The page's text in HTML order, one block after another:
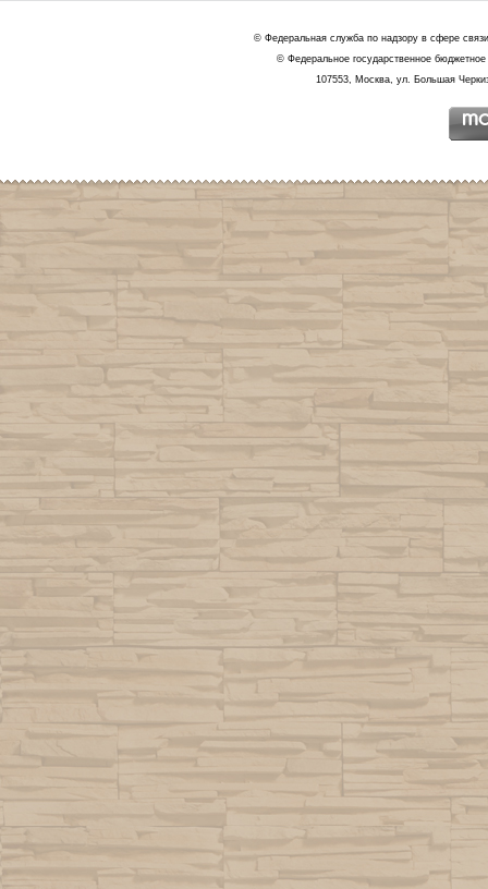
© Федеральная служба по надзору в сфере
© Федеральное государственное
107553, Москва, ул. Большая